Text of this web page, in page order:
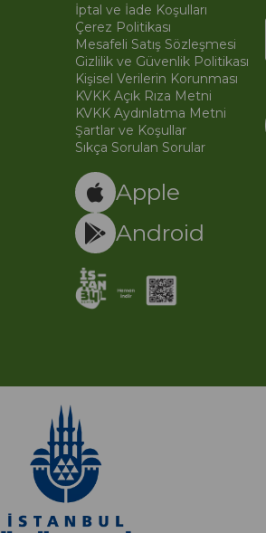
İptal ve İade Koşulları
Çerez Politikası
Mesafeli Satış Sözleşmesi
Gizlilik ve Güvenlik Politikası
Kişisel Verilerin Korunması
KVKK Açık Rıza Metni
KVKK Aydınlatma Metni
Şartlar ve Koşullar
Sıkça Sorulan Sorular
Apple
Android